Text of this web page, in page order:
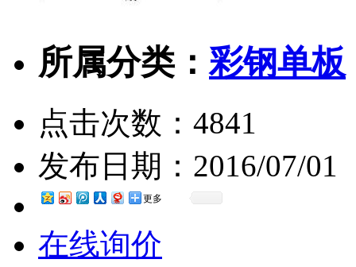
所属分类：彩钢单板
点击次数： 4841
发布日期： 2016/07/01
更多
在线询价